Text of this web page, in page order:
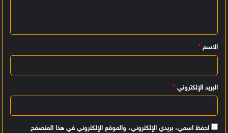
ي
ق
الاسم *
البريد الإلكتروني *
احفظ اسمي، بريدي الإلكتروني، والموقع الإلكتروني في هذا المتصفح